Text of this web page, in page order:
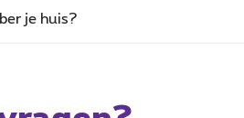
je huis?